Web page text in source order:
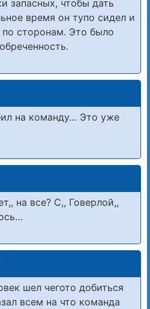
запасных, чтобы дать
время он тупо сидел и
сторонам. Это было
на команду… Это уже
на все? С,, Говерлой,,
шел чегото добиться
всем на что команда